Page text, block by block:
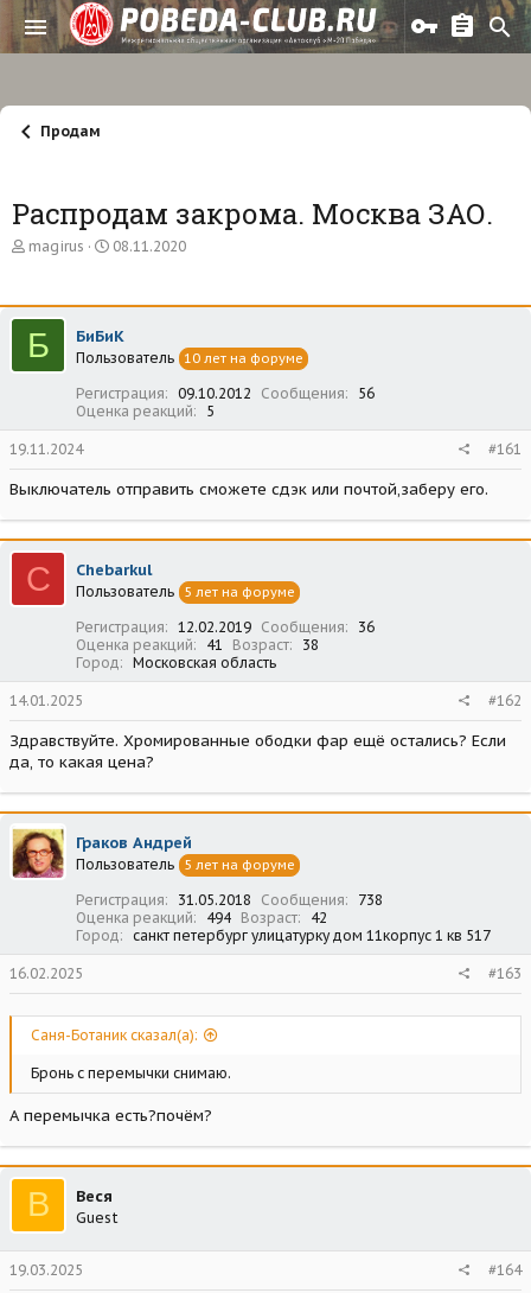
Продам
Распродам закрома. Москва ЗАО.
А
о
р
е
magirus
Д
а
а
ч
л
а
08.11.2020
Б БиБиК
Пользователь 10 лет на форуме
Регистрация 09.10.2012 Сообщения
56
Оценка реакций
5
19.11.2024 #161
Выключатель отправить сможете сдэк или почтой,заберу его.
C Chebarkul
Пользователь 5 лет на форуме
Регистрация 12.02.2019 Сообщения
36
Оценка реакций
41 Возраст
38
Город
Московская область
14.01.2025 #162
Здравствуйте. Хромированные ободки фар ещё остались? Если
да, то какая цена?
Граков Андрей
Пользователь 5 лет на форуме
Регистрация 31.05.2018 Сообщения
738
Оценка реакций
494 Возраст
42
Город
санкт петербург улицатурку дом 11корпус 1 кв 517
16.02.2025 #163
Саня-Ботаник сказал(а):
Бронь с перемычки снимаю.
А перемычка есть?почём?
В Веся
Guest
19.03.2025 #164